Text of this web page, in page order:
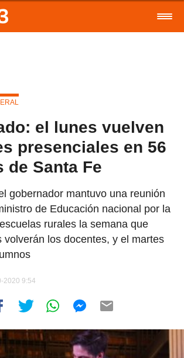
el lunes vuelven
presenciales en 56
de Santa Fe
gobernador mantuvo una reunión
de Educación nacional por la
rurales la semana que
volverán los docentes, y el martes
2020 9:54